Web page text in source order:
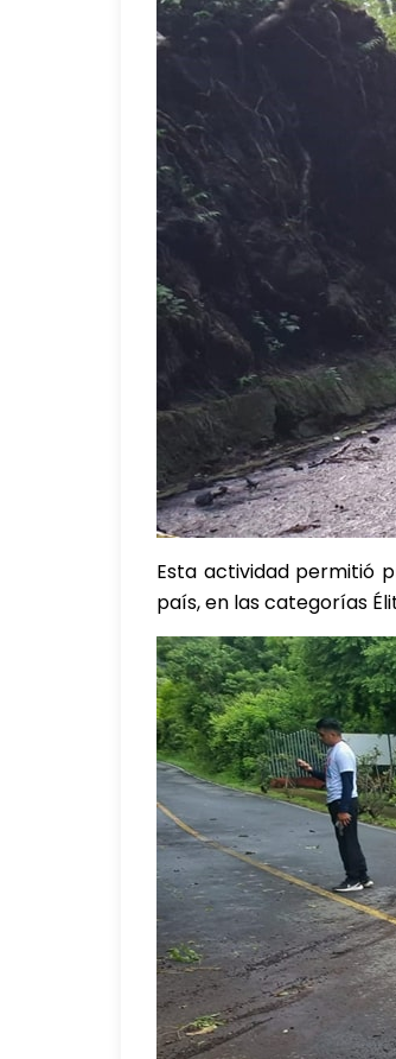
Esta actividad permitió
país, en las categorías